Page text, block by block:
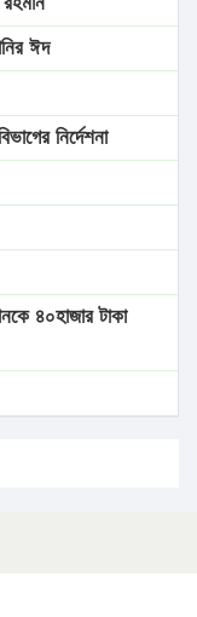
ঈদ
নির্দেশনা
৪০হাজার টাকা